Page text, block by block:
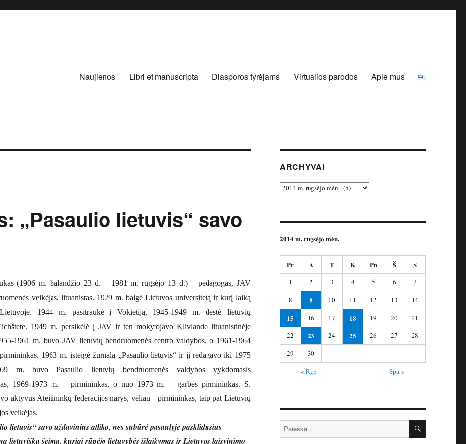
Naujienos Libri et manuscripta Diasporos tyrėjams Virtualios parodos Apie mus
„Pasaulio lietuvis“ savo
(1906 m. balandžio 23 d. – 1981 m. rugsėjo 13 d.) – pedagogas, JAV
veikėjas, lituanistas. 1929 m. baigė Lietuvos universitetą ir kurį laiką
1944 m. pasitraukė į Vokietiją, 1945-1949 m. dėstė lietuvių
1949 m. persikėlė į JAV ir ten mokytojavo Klivlando lituanistinėje
1961 m. buvo JAV lietuvių bendruomenės centro valdybos, o 1961-1964
1963 m. įsteigė žurnalą „Pasaulio lietuvis“ ir jį redagavo iki 1975
m. buvo Pasaulio lietuvių bendruomenės valdybos vykdomasis
1969-1973 m. – pirmininkas, o nuo 1973 m. – garbės pirmininkas. S.
aktyvus Ateitininkų federacijos narys, vėliau – pirmininkas, taip pat Lietuvių
veikėjas.
lietuvis“ savo uždavinius atliko, nes subūrė pasaulyje pasklidusius
lietuvišką šeimą, kuriai rūpėjo lietuvybės išlaikymas ir Lietuvos laisvinimo
ARCHYVAI
Archyvai
2014 m. rugsėjo mėn.
Pr A T K Pn Š S
1 2 3 4 5 6
7
8
9 10 11 12 13 14
15 16 17 18 19 20
21
22
23 24 25 26 27
28
29
30
« Rgp
Spa »
Ieškoti: IEŠKOTI